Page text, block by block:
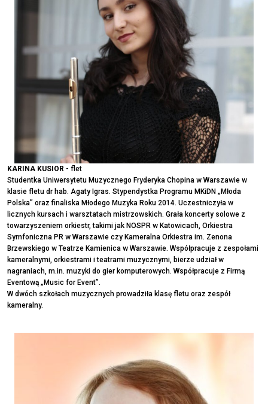
KARINA KUSIOR - flet
Studentka Uniwersytetu Muzycznego Fryderyka Chopina w Warszawie w
klasie fletu dr hab. Agaty Igras. Stypendystka Programu MKiDN „Młoda
Polska” oraz finaliska Młodego Muzyka Roku 2014. Uczestniczyła w
licznych kursach i warsztatach mistrzowskich. Grała koncerty solowe z
towarzyszeniem orkiestr, takimi jak NOSPR w Katowicach, Orkiestra
Symfoniczna PR w Warszawie czy Kameralna Orkiestra im. Zenona
Brzewskiego w Teatrze Kamienica w Warszawie. Współpracuje z zespołami
kameralnymi, orkiestrami i teatrami muzycznymi, bierze udział w
nagraniach, m.in. muzyki do gier komputerowych. Współpracuje z Firmą
Eventową „Music for Event”.
W dwóch szkołach muzycznych prowadziła klasę fletu oraz zespół
kameralny.